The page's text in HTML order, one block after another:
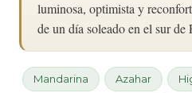
luminosa, optimista y
de un día soleado en el sur de
Mandarina Azahar